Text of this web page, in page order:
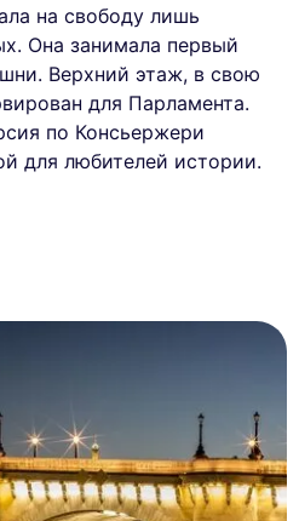
на свободу лишь
Она занимала первый
Верхний этаж, в свою
для Парламента.
по Консьержери
для любителей истории.